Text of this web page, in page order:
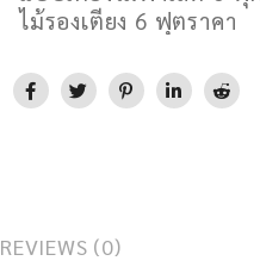
ไม้รองเตียง 6 ฟุตราคา
REVIEWS (0)